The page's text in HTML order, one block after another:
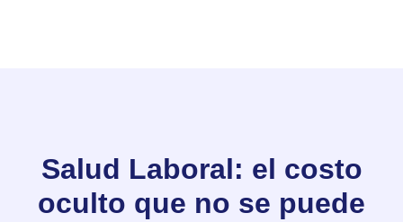
Salud Laboral: el costo
oculto que no se puede